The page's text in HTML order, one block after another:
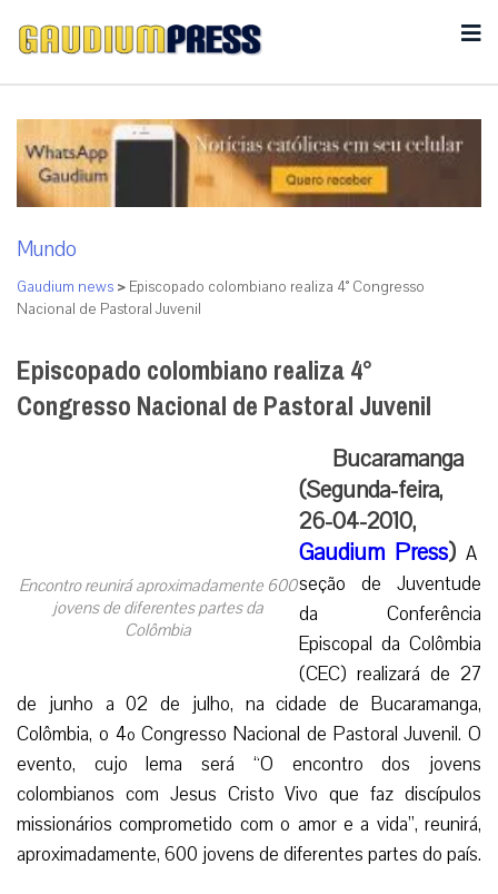
Mundo
Gaudium news > Episcopado colombiano realiza 4° Congresso
Nacional de Pastoral Juvenil
Episcopado colombiano realiza 4°
Congresso Nacional de Pastoral Juvenil
Encontro reunirá aproximadamente 600
jovens de diferentes partes da
Colômbia
Bucaramanga
(Segunda-feira,
26-04-2010,
Gaudium Press) A
seção de Juventude
da Conferência
Episcopal da Colômbia
(CEC) realizará de 27
de junho a 02 de julho, na cidade de Bucaramanga,
Colômbia, o 4º Congresso Nacional de Pastoral Juvenil. O
evento, cujo lema será “O encontro dos jovens
colombianos com Jesus Cristo Vivo que faz discípulos
missionários comprometido com o amor e a vida”, reunirá,
aproximadamente, 600 jovens de diferentes partes do país.